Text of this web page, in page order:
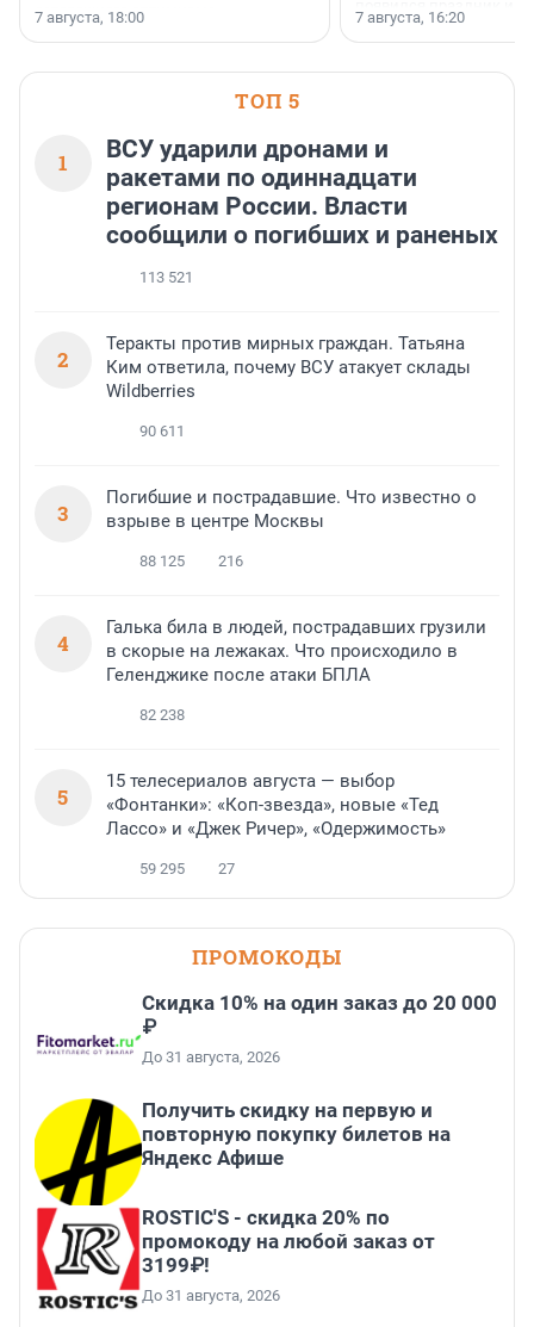
осторожного оптимизма.
7 августа, 18:00
поменялась роль
7 августа, 16:20
ТОП 5
1
ВСУ ударили дронами и
ракетами по одиннадцати
регионам России. Власти
сообщили о погибших и раненых
113 521
2
Теракты против мирных граждан. Татьяна
Ким ответила, почему ВСУ атакует склады
Wildberries
90 611
3
Погибшие и пострадавшие. Что известно о
взрыве в центре Москвы
88 125 216
4
Галька била в людей, пострадавших грузили
в скорые на лежаках. Что происходило в
Геленджике после атаки БПЛА
82 238
5
15 телесериалов августа — выбор
«Фонтанки»: «Коп-звезда», новые «Тед
Лассо» и «Джек Ричер», «Одержимость»
59 295 27
ПРОМОКОДЫ
Скидка 10% на один заказ до 20 000
₽
До 31 августа, 2026
Получить скидку на первую и
повторную покупку билетов на
Яндекс Афише
ROSTIC'S - скидка 20% по
промокоду на любой заказ от
3199₽!
До 31 августа, 2026